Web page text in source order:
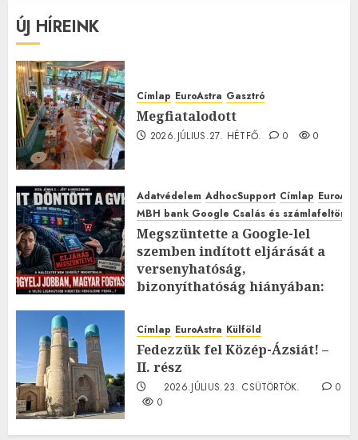
ÚJ HÍREINK
Címlap EuroAstra Gasztró
Megfiatalodott
2026.JÚLIUS.27. HÉTFŐ. 0 0
Adatvédelem AdhocSupport Címlap
MBH bank Google Csalás és
Megszüntette a Google-lel
szemben indított eljárását a
versenyhatóság,
bizonyíthatóság hiányában:
2026.JÚLIUS.23. CSÜTÖRTÖK.
0
Címlap EuroAstra Külföld
Fedezzük fel Közép-Ázsiát! –
II. rész
2026.JÚLIUS.23. CSÜTÖRTÖK.
0
0